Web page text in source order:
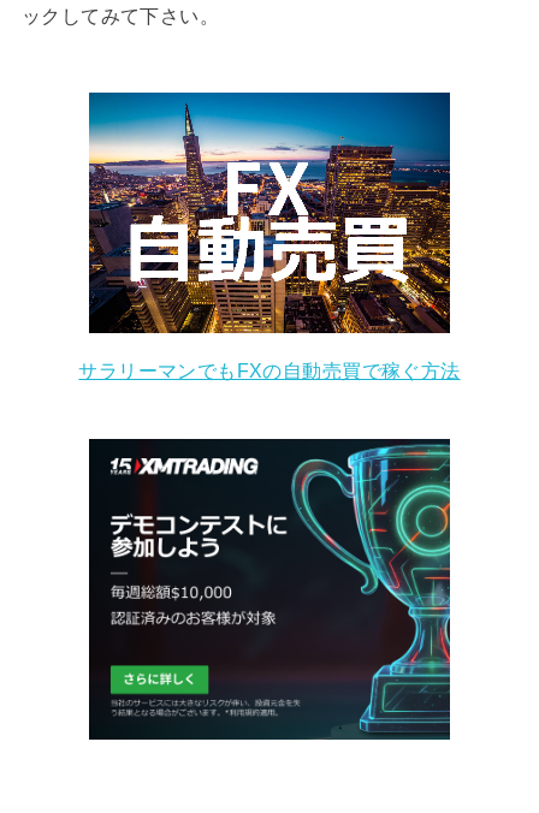
ックしてみて下さい。
サラリーマンでもFXの自動売買で稼ぐ方法